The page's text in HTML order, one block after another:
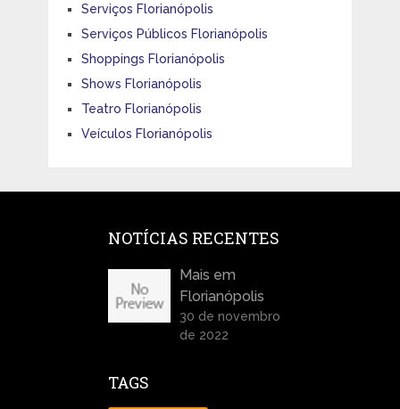
Serviços Florianópolis
Serviços Públicos Florianópolis
Shoppings Florianópolis
Shows Florianópolis
Teatro Florianópolis
Veículos Florianópolis
NOTÍCIAS RECENTES
Mais em
Florianópolis
30 de novembro
de 2022
TAGS